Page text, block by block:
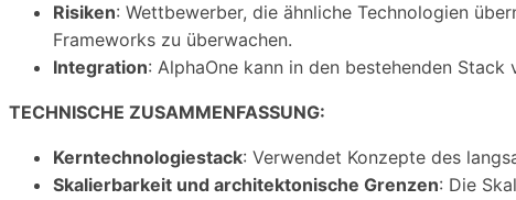
Risiken: Wettbewerber, die ähnliche Technologien
Frameworks zu überwachen.
Integration: AlphaOne kann in den bestehenden
TECHNISCHE ZUSAMMENFASSUNG:
Kerntechnologiestack: Verwendet Konzepte des
Skalierbarkeit und architektonische Grenzen: Die